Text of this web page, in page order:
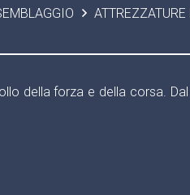
della forza e della corsa.